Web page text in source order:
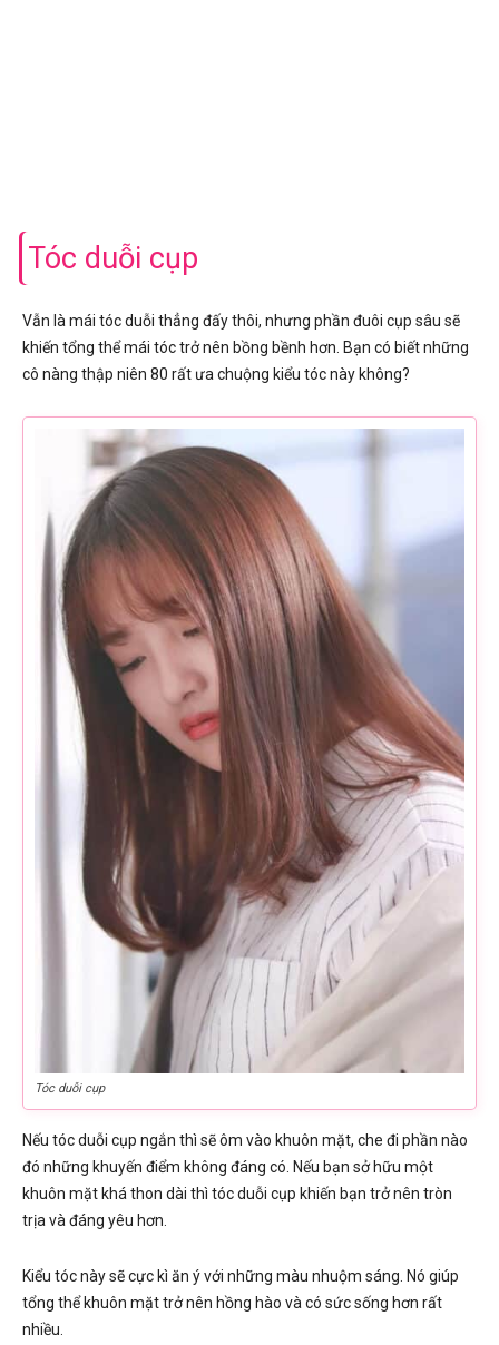
Tóc duỗi cụp
Vẫn là mái tóc duỗi thẳng đấy thôi, nhưng phần đuôi cụp sâu sẽ
khiến tổng thể mái tóc trở nên bồng bềnh hơn. Bạn có biết những
cô nàng thập niên 80 rất ưa chuộng kiểu tóc này không?
Tóc duỗi cụp
Nếu tóc duỗi cụp ngắn thì sẽ ôm vào khuôn mặt, che đi phần nào
đó những khuyến điểm không đáng có. Nếu bạn sở hữu một
khuôn mặt khá thon dài thì tóc duỗi cụp khiến bạn trở nên tròn
trịa và đáng yêu hơn.
Kiểu tóc này sẽ cực kì ăn ý với những màu nhuộm sáng. Nó giúp
tổng thể khuôn mặt trở nên hồng hào và có sức sống hơn rất
nhiều.